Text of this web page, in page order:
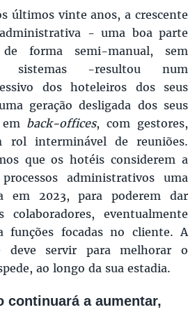
últimos vinte anos, a crescente
- uma boa parte
forma semi-manual, sem
sistemas -resultou num
dos hoteleiros dos seus
geração desligada dos seus
back-offices, com gestores,
rol interminável de reuniões.
que os hotéis considerem a
administrativos uma
em 2023, para poderem dar
colaboradores, eventualmente
funções focadas no cliente. A
deve servir para melhorar o
ao longo da sua estadia.
continuará a aumentar,